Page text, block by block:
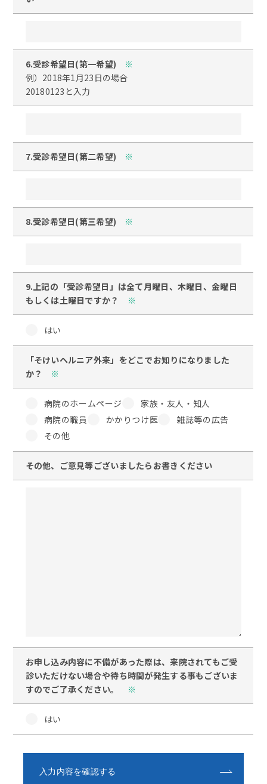
6.受診希望日(第一希望)
※
例）2018年1月23日の場合
20180123と入力
7.受診希望日(第二希望) ※
8.受診希望日(第三希望) ※
9.上記の「受診希望日」は全て月曜日、木曜日、金曜日
もしくは土曜日ですか？
※
はい
「そけいヘルニア外来」をどこでお知りになりました
か？
※
病院のホームページ
家族・友人・知人
病院の職員
かかりつけ医
雑誌等の広告
その他
その他、ご意見等ございましたらお書きください
お申し込み内容に不備があった際は、来院されてもご受
診いただけない場合や待ち時間が発生する事もございま
すのでご了承ください。
※
はい
入力内容を確認する